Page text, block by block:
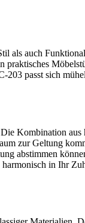
als auch
passt sich
Kombination
zur Geltung
abstimmen
in Ihr